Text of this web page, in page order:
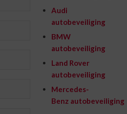
Audi
autobeveiliging
BMW
autobeveiliging
Land Rover
autobeveiliging
Mercedes-
Benz autobeveiliging